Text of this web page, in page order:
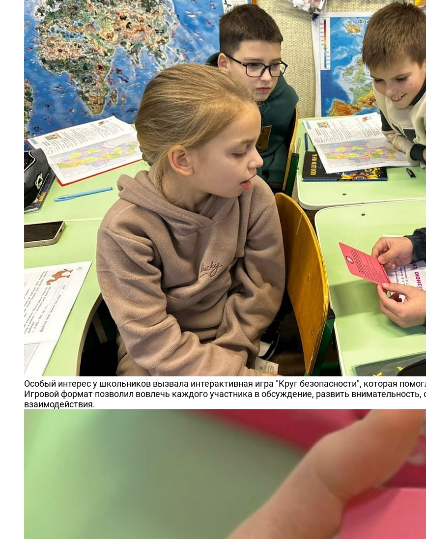
Особый интерес у школьников вызвала интерактивная игра "Круг безопасности", которая
Игровой формат позволил вовлечь каждого участника в обсуждение, развить
взаимодействия.